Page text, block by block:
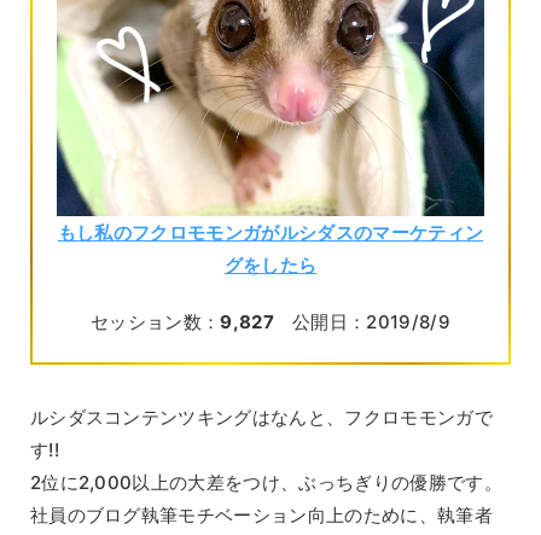
もし私のフクロモモンガがルシダスのマーケティン
グをしたら
セッション数：9,827公開日：2019/8/9
ルシダスコンテンツキングはなんと、フクロモモンガで
す!!
2位に2,000以上の大差をつけ、ぶっちぎりの優勝です。
社員のブログ執筆モチベーション向上のために、執筆者